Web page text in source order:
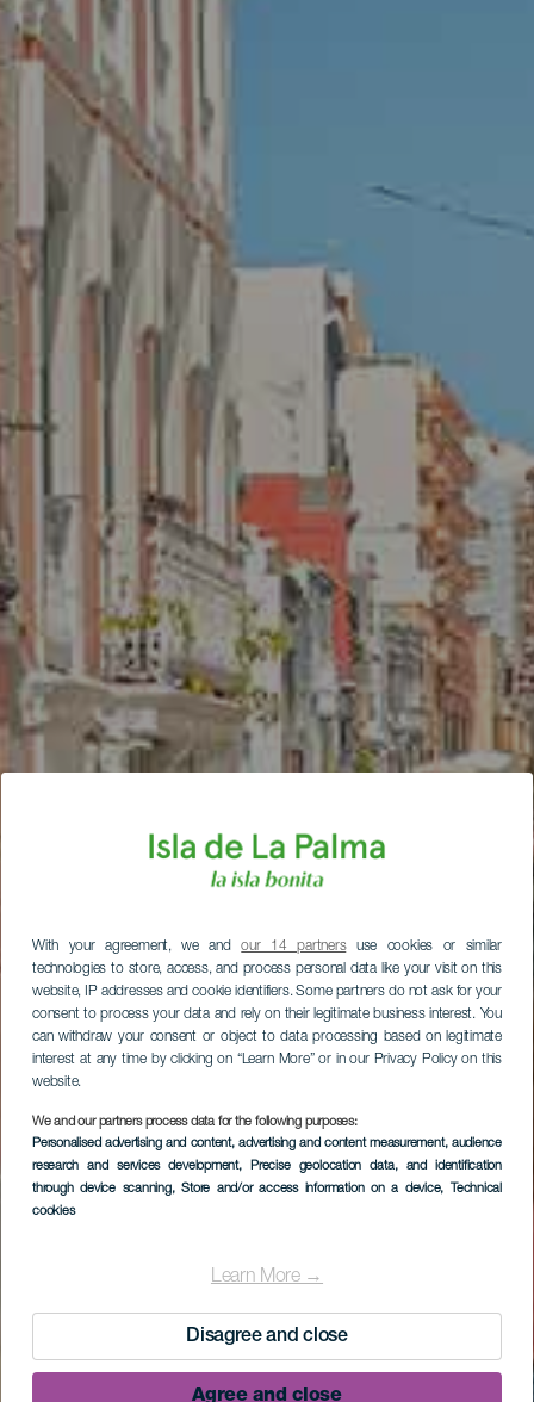
With your agreement, we andour 14 partnersuse cookies or similar
technologies to store, access, and process personal data like your visit on this
website, IP addresses and cookie identifiers. Some partners do not ask for your
consent to process your data and rely on their legitimate business interest. You
can withdraw your consent or object to data processing based on legitimate
interest at any time by clicking on “Learn More” or in our Privacy Policy on this
website.
We and our partners process data for the following purposes:
Personalised advertising and content, advertising and content measurement, audience
research and services development, Precise geolocation data, and identification
through device scanning, Store and/or access information on a device, Technical
cookies
Learn More →
Disagree and close
Agree and close